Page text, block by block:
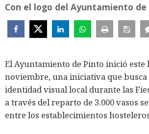
Con el logo del Ayuntamiento de
El Ayuntamiento de Pinto inició este
noviembre, una iniciativa que
identidad visual local durante las
a través del reparto de 3.000 vasos
entre los establecimientos